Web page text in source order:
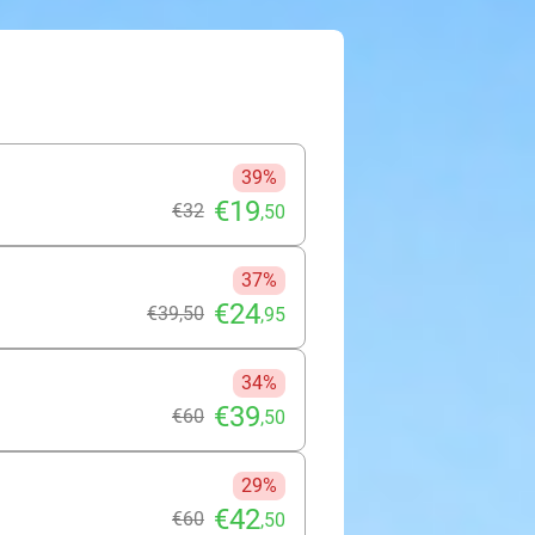
Fine dining met een
39%
€32 €19,50
37%
€39,50 €24,95
34%
€60 €39,50
29%
€60 €42,50